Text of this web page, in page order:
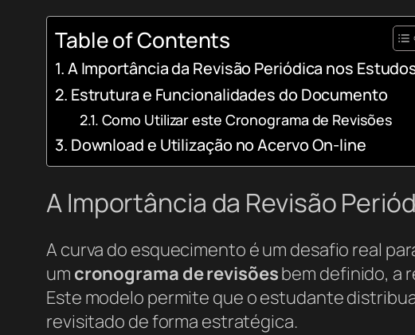
Table of Contents
A Importância da Revisão Periódica nos
Estrutura e Funcionalidades do Documento
Como Utilizar este Cronograma de Revisões
Download e Utilização no Acervo On-line
A Importância da Revisão
A curva do esquecimento é um desafio real
um cronograma de revisõesbem definido, a
Este modelo permite que o estudante
revisitado de forma estratégica.